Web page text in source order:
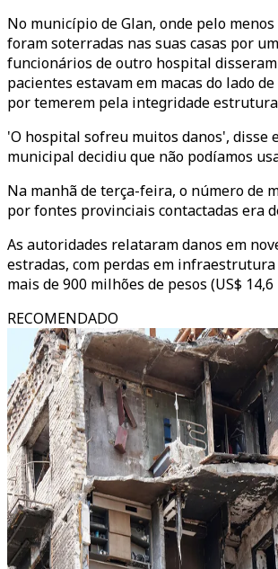
No município de Glan, onde pelo menos
foram soterradas nas suas casas por
funcionários de outro hospital
pacientes estavam em macas do lado
por temerem pela integridade
'O hospital sofreu muitos danos', disse
municipal decidiu que não podíamos
Na manhã de terça-feira, o número de
por fontes provinciais contactadas era
As autoridades relataram danos em
estradas, com perdas em
mais de 900 milhões de pesos (US$
RECOMENDADO